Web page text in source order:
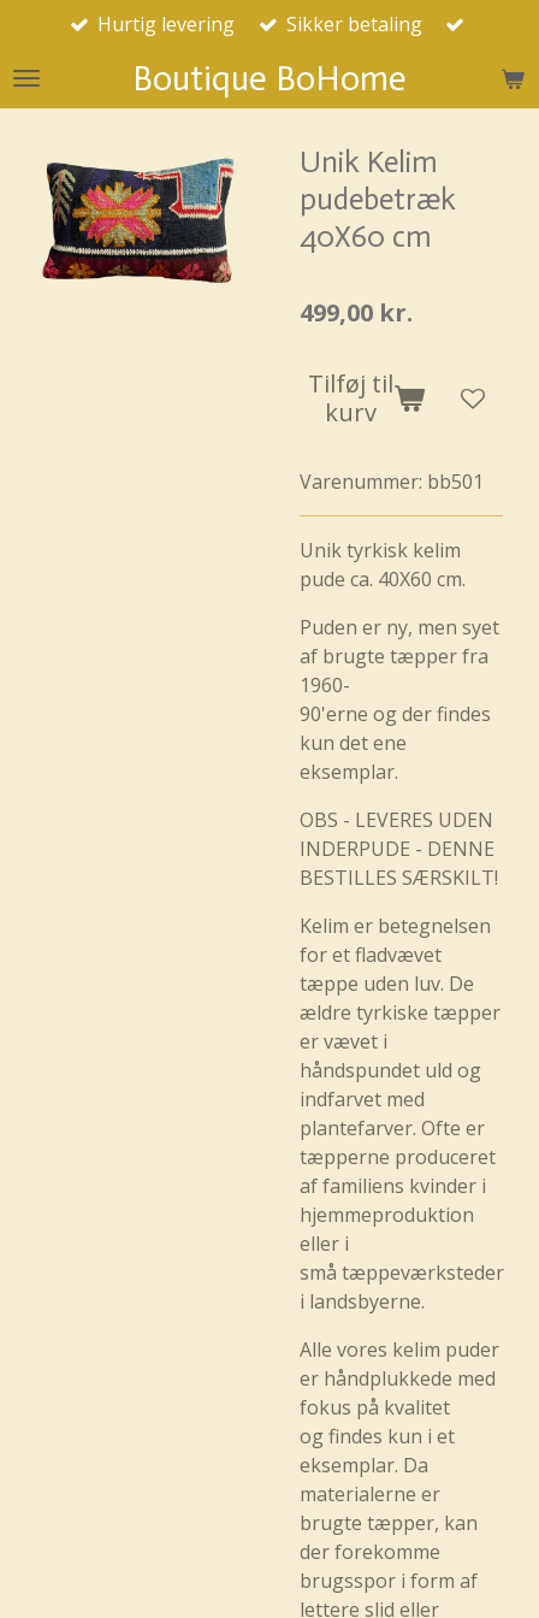
Spring
hovedindhold Boutique BoHome
Hurtig levering Sikker betaling
Unik Kelim
pudebetræk
40X60 cm
499,00 kr.
Tilføj til
kurv
Varenummer: bb501
Unik tyrkisk kelim
pude ca. 40X60 cm.
Puden er ny, men syet
af brugte tæpper fra
1960-
90'erne og der findes
kun det ene
eksemplar.
OBS - LEVERES UDEN
INDERPUDE - DENNE
BESTILLES SÆRSKILT!
Kelim er betegnelsen
for et fladvævet
tæppe uden luv. De
ældre tyrkiske tæpper
er vævet i
håndspundet uld og
indfarvet med
plantefarver. Ofte er
tæpperne produceret
af familiens kvinder i
hjemmeproduktion
eller i
små tæppeværksteder
i landsbyerne.
Alle vores kelim puder
er håndplukkede med
fokus på kvalitet
og findes kun i et
eksemplar. Da
materialerne er
brugte tæpper, kan
der forekomme
brugsspor i form af
lettere slid eller